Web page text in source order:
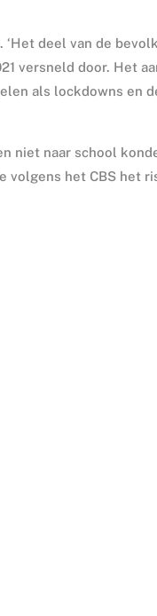
deel van de
versneld door. Het
als lockdowns en
niet naar school
volgens het CBS het